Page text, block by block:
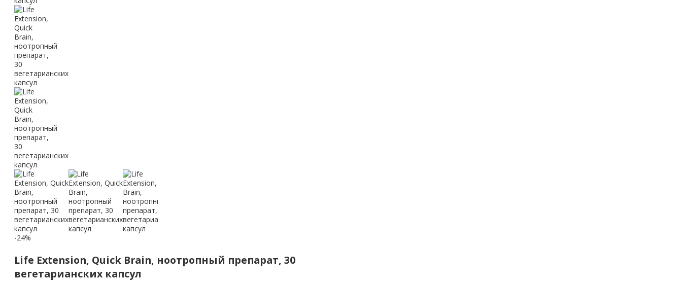
-24%
Life Extension, Quick Brain, ноотропный препарат, 30
вегетарианских капсул